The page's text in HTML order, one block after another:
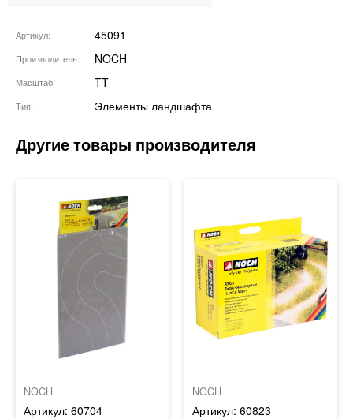
Артикул 45091
Производитель NOCH
Масштаб TT
Тип Элементы ландшафта
NOCH
60704
NOCH
60823